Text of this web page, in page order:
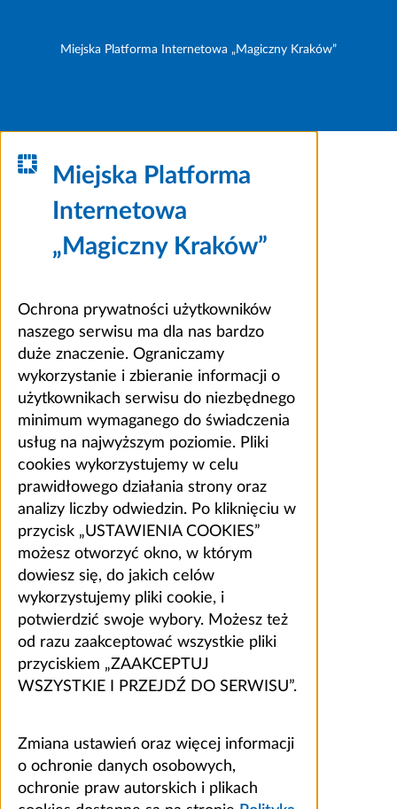
Miejska Platforma Internetowa „Magiczny Kraków”
Miejska Platforma
Internetowa
„Magiczny Kraków”
Ochrona prywatności użytkowników
naszego serwisu ma dla nas bardzo
duże znaczenie. Ograniczamy
wykorzystanie i zbieranie informacji o
użytkownikach serwisu do niezbędnego
minimum wymaganego do świadczenia
usług na najwyższym poziomie. Pliki
cookies wykorzystujemy w celu
prawidłowego działania strony oraz
analizy liczby odwiedzin. Po kliknięciu w
przycisk „USTAWIENIA COOKIES”
możesz otworzyć okno, w którym
dowiesz się, do jakich celów
wykorzystujemy pliki cookie, i
potwierdzić swoje wybory. Możesz też
od razu zaakceptować wszystkie pliki
przyciskiem „ZAAKCEPTUJ
WSZYSTKIE I PRZEJDŹ DO SERWISU”.
Zmiana ustawień oraz więcej informacji
o ochronie danych osobowych,
ochronie praw autorskich i plikach